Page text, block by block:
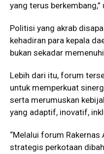
yang terus berkembang,”
Politisi yang akrab
kehadiran para kepala
bukan sekadar
Lebih dari itu, forum
untuk memperkuat
serta merumuskan
yang adaptif, inovatif,
“Melalui forum Rakernas
strategis perkotaan